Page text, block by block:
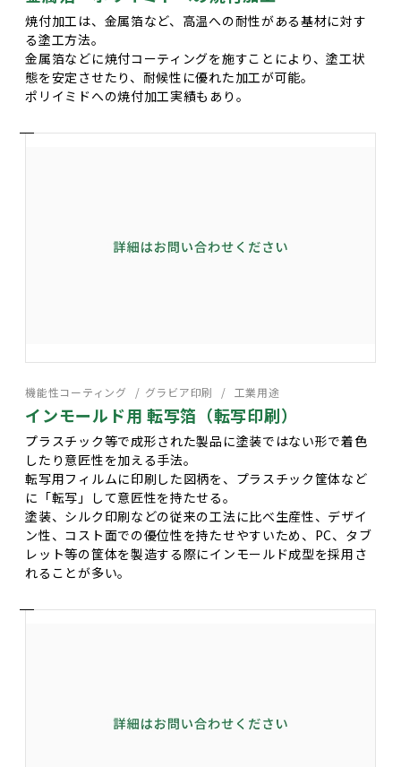
焼付加工は、金属箔など、高温への耐性がある基材に対す
る塗工方法。
金属箔などに焼付コーティングを施すことにより、塗工状
態を安定させたり、耐候性に優れた加工が可能。
ポリイミドへの焼付加工実績もあり。
機能性コーティング グラビア印刷 工業用途
インモールド用 転写箔（転写印刷）
プラスチック等で成形された製品に塗装ではない形で着色
したり意匠性を加える手法。
転写用フィルムに印刷した図柄を、プラスチック筐体など
に「転写」して意匠性を持たせる。
塗装、シルク印刷などの従来の工法に比べ生産性、デザイ
ン性、コスト面での優位性を持たせやすいため、PC、タブ
レット等の筐体を製造する際にインモールド成型を採用さ
れることが多い。